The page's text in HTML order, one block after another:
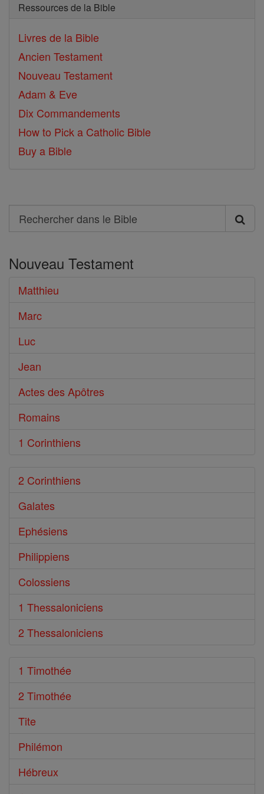
Ressources de la Bible
Livres de la Bible
Ancien Testament
Nouveau Testament
Adam & Eve
Dix Commandements
How to Pick a Catholic Bible
Buy a Bible
Search
Rechercher
le
Bible
Nouveau Testament
Matthieu
Marc
Luc
Jean
Actes des Apôtres
Romains
1 Corinthiens
2 Corinthiens
Galates
Ephésiens
Philippiens
Colossiens
1 Thessaloniciens
2 Thessaloniciens
1 Timothée
2 Timothée
Tite
Philémon
Hébreux